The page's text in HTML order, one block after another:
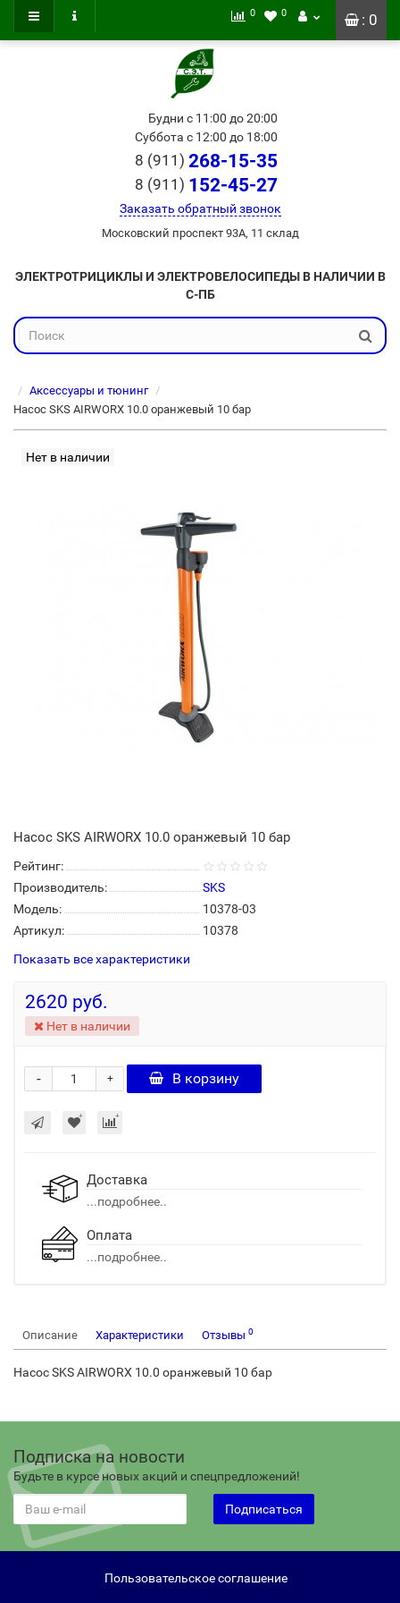
: 0
0 0
Будни с 11:00 до 20:00
Суббота с 12:00 до 18:00
8 (911) 268-15-35
8 (911) 152-45-27
Заказать обратный звонок
Московский проспект 93А, 11 склад
ЭЛЕКТРОТРИЦИКЛЫ И ЭЛЕКТРОВЕЛОСИПЕДЫ В НАЛИЧИИ В
С-ПБ
Аксессуары и тюнинг
Насос SKS AIRWORX 10.0 оранжевый 10 бар
Нет в наличии
Насос SKS AIRWORX 10.0 оранжевый 10 бар
Рейтинг:
Производитель:
SKS
Модель:
10378-03
Артикул:
10378
Показать все характеристики
2620 руб.
Нет в наличии
+
- В корзину
Доставка
...подробнее..
Оплата
...подробнее..
Описание Характеристики Отзывы 0
Насос SKS AIRWORX 10.0 оранжевый 10 бар
Подписка на новости
Будьте в курсе новых акций и спецпредложений!
Подписаться
Пользовательское соглашение